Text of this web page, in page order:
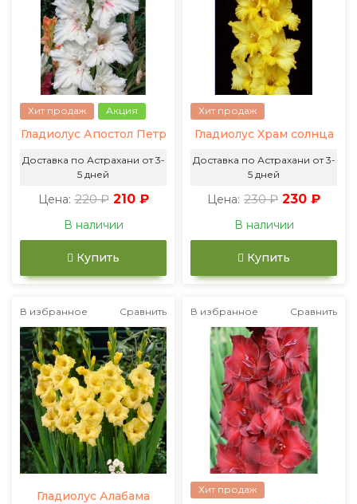
Хит продаж Акция
Гладиолус Апостол Петр
Доставка по Астрахани от 3-
5 дней
Цена: 220 ₽ 210 ₽
В наличии
Купить
Хит продаж
Гладиолус Храм солнца
Доставка по Астрахани от 3-
5 дней
Цена: 230 ₽ 230 ₽
В наличии
Купить
В избранное Сравнить
Гладиолус Алабама
В избранное Сравнить
Хит продаж